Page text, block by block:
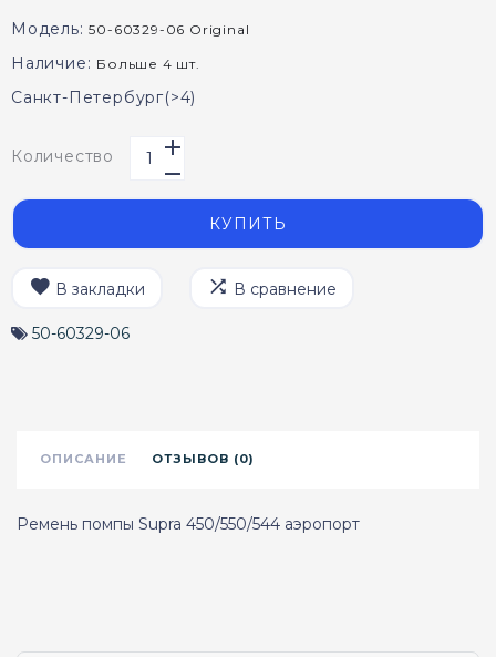
Модель: 50-60329-06 Original
Наличие: Больше 4 шт.
Санкт-Петербург(>4)
Количество
КУПИТЬ
В закладки В сравнение
50-60329-06
ОПИСАНИЕ ОТЗЫВОВ (0)
Ремень помпы Supra 450/550/544 аэропорт